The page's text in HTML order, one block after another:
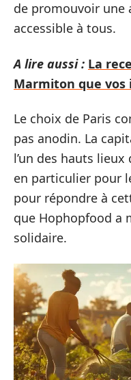
de promouvoir une
accessible à tous.
A lire aussi : La
Marmiton que
Le choix de Paris
pas anodin. La
l’un des hauts
en particulier pour
pour répondre à
que Hophopfood a
solidaire.